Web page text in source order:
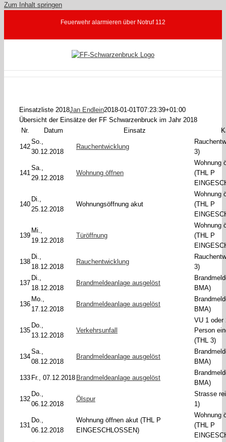
Zum Inhalt springen
Feuerwehr alarmieren über Notruf 112
Einsatzliste 2018Jan Endlein2018-01-01T07:23:39+01:00
Übersicht der Einsätze der FF Schwarzenbruck im Jahr 2018
Nr.
Datum Einsatz
142
So.,
30.12.2018
Rauchentwicklung
3)
141
Sa.,
29.12.2018
Wohnung öffnen
Wohnung
(THL P
140
Di.,
25.12.2018
Wohnungsöffnung akut
Wohnung
(THL P
139
Mi.,
19.12.2018
Türöffnung
Wohnung
(THL P
138
Di.,
18.12.2018
Rauchentwicklung
3)
137
Di.,
18.12.2018
Brandmeldeanlage ausgelöst
BMA)
136
Mo.,
17.12.2018
Brandmeldeanlage ausgelöst
BMA)
135
Do.,
13.12.2018
Verkehrsunfall
VU 1 oder
Person
(THL 3)
134
Sa.,
08.12.2018
Brandmeldeanlage ausgelöst
BMA)
133 Fr., 07.12.2018 Brandmeldeanlage ausgelöst
BMA)
132
Do.,
06.12.2018
Ölspur
Strasse
1)
131
Do.,
06.12.2018
Wohnung öffnen akut (THL P
EINGESCHLOSSEN)
Wohnung
(THL P